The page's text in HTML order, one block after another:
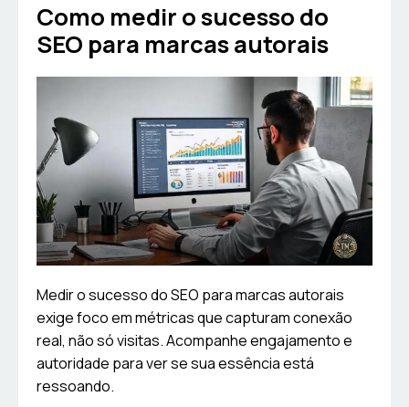
Como medir o sucesso do
SEO para marcas autorais
Medir o sucesso do SEO para marcas autorais
exige foco em métricas que capturam conexão
real, não só visitas. Acompanhe engajamento e
autoridade para ver se sua essência está
ressoando.